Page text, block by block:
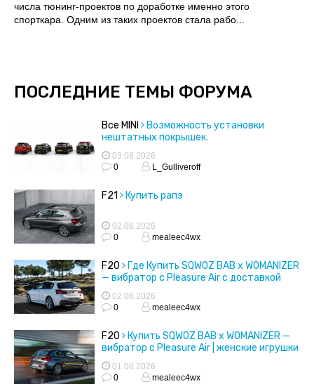
числа тюнинг-проектов по доработке именно этого
спорткара. Одним из таких проектов стала рабо...
ПОСЛЕДНИЕ ТЕМЫ ФОРУМА
Все MINI
Возможность установки
нештатных покрышек.
03.08.2026
0
L_Gulliveroff
F21 Купить рапэ
02.08.2026
0
mealeec4wx
F20
Где Купить SQWOZ BAB x WOMANIZER
— вибратор с Pleasure Air с доставкой
02.08.2026
0
mealeec4wx
F20
Купить SQWOZ BAB x WOMANIZER —
вибратор с Pleasure Air | женские игрушки
01.08.2026
0
mealeec4wx